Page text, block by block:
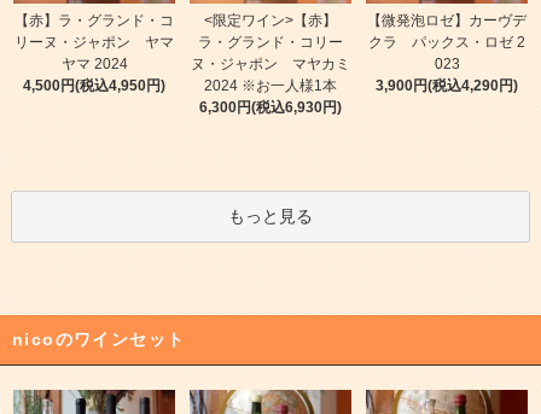
【赤】ラ・グランド・コ
リーヌ・ジャポン ヤマ
ヤマ 2024
4,500円(税込4,950円)
<限定ワイン>【赤】
ラ・グランド・コリー
ヌ・ジャポン マヤカミ
2024 ※お一人様1本
6,300円(税込6,930円)
【微発泡ロゼ】カーヴデ
クラ パックス・ロゼ 2
023
3,900円(税込4,290円)
もっと見る
nicoのワインセット